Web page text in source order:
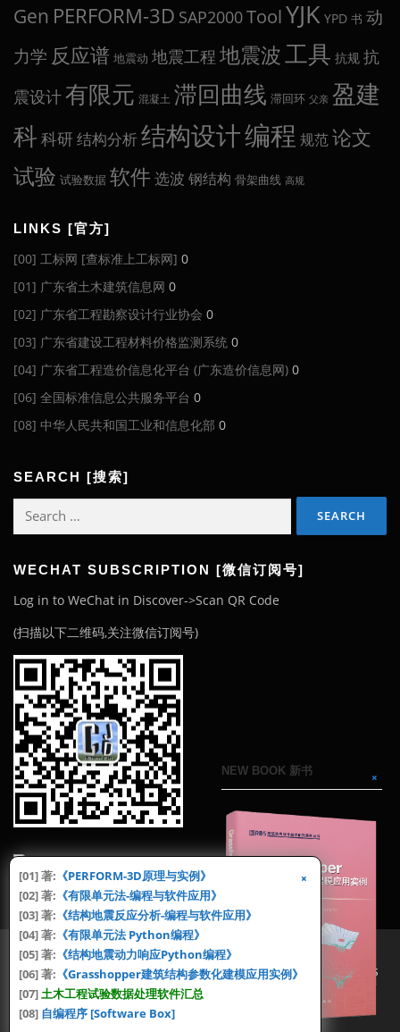
Gen PERFORM-3D SAP2000ToolYJK YPD 书 动
力学 反应谱 地震动 地震工程 地震波工具 抗规 抗
震设计有限元 混凝土 滞回曲线 滞回环 父亲 盈建
科 科研 结构分析结构设计编程 规范论文
试验 试验数据 软件 选波 钢结构 骨架曲线 高规
LINKS [官方]
[00] 工标网 [查标准上工标网] 0
[01] 广东省土木建筑信息网 0
[02] 广东省工程勘察设计行业协会 0
[03] 广东省建设工程材料价格监测系统 0
[04] 广东省工程造价信息化平台 (广东造价信息网) 0
[06] 全国标准信息公共服务平台 0
[08] 中华人民共和国工业和信息化部 0
SEARCH [搜索]
Search
WECHAT SUBSCRIPTION [微信订阅号]
Log in to WeChat in Discover->Scan QR Code
(扫描以下二维码,关注微信订阅号)
Copyright © 2026 崔济东的博客 - www.jdcui.com
OnePress
theme by FameThemes
粤ICP备2021089646号-1
NEW BOOK 新书
[01] 著: 《PERFORM-3D原理与实例》
[02] 著: 《有限单元法-编程与软件应用》
[03] 著: 《结构地震反应分析-编程与软件应用》
[04] 著: 《有限单元法 Python编程》
[05] 著: 《结构地震动力响应Python编程》
[06] 著: 《Grasshopper建筑结构参数化建模应用实例》
[07]土木工程试验数据处理软件汇总
[08] 自编程序 [Software Box]